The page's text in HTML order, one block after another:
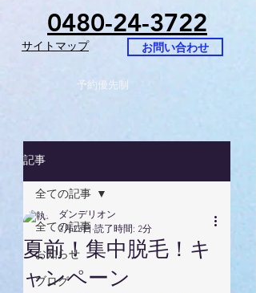
0480-24-3722
サイトマップ お問い合わせ
予約優先制
記事
全ての記事
お知らせ
ブログ
全ての記事
夏前！集中脱毛！キ
ャンペーン
ダンデリオン
3月25日 読了時間: 2分